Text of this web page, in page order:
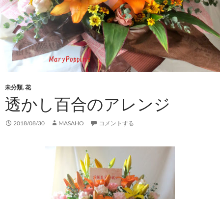
未分類,花
透かし百合のアレンジ
2018/08/30 MASAHO コメントする